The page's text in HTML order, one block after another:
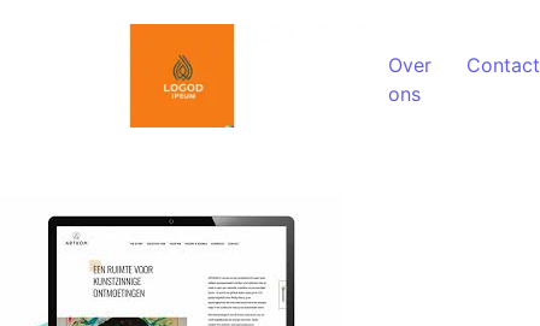
Over
ons
Contact